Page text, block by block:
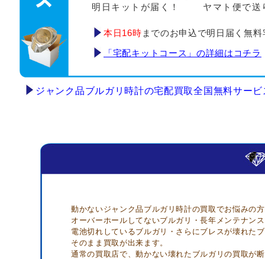
明日キットが届く！
ヤマト便で送
本日16時 までのお申込で明日届く無
「宅配キットコース」の詳細はコチラ
ジャンク品ブルガリ時計の宅配買取全国無料サー
動かないジャンク品ブルガリ時計の買取でお悩みの
オーバーホールしてないブルガリ・長年メンテナ
電池切れしているブルガリ・さらにブレスが壊れた
そのまま買取が出来ます。
通常の買取店で、動かない壊れたブルガリの買取が